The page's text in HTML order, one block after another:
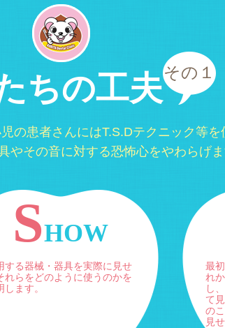
ちの工夫その１
の患者さんにはT.S.Dテクニック等を
やその音に対する恐怖心をやわらげま
SHOW
する器械・器具を実際に見せ
れらをどのように使うのかを
します。
最
れ
し
て
の
見